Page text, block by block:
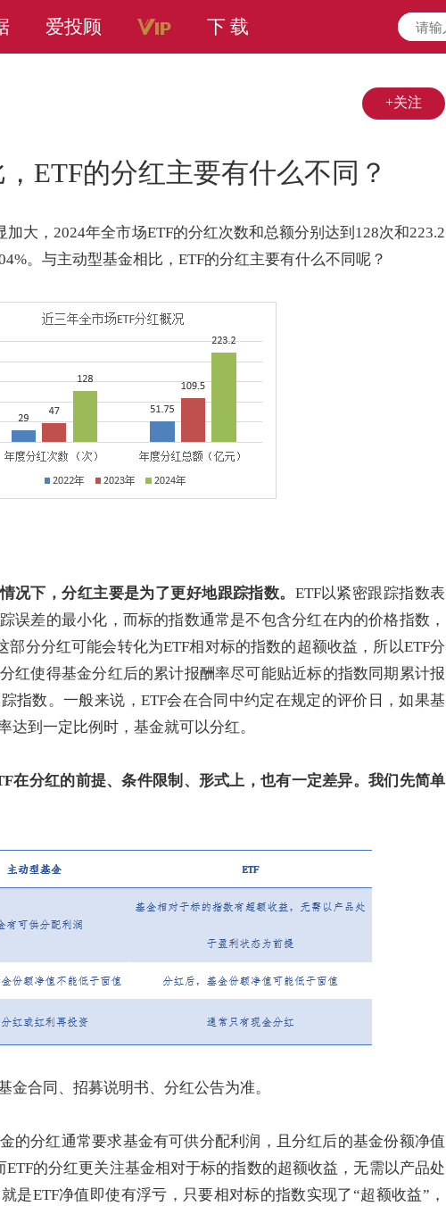
爱投顾 下 载
+关注
ETF的分红主要有什么不同？
加大，2024年全市场ETF的分红次数和总额分别达到128次和223.2
。与主动型基金相比，ETF的分红主要有什么不同呢？
况下，分红主要是为了更好地跟踪指数。 ETF以紧密跟踪指数表
误差的最小化，而标的指数通常是不包含分红在内的价格指数，
部分分红可能会转化为ETF相对标的指数的超额收益，所以ETF分
红使得基金分红后的累计报酬率尽可能贴近标的指数同期累计报
指数。一般来说，ETF会在合同中约定在规定的评价日，如果基
达到一定比例时，基金就可以分红。
在分红的前提、条件限制、形式上 ， 也有一定差异。 我们先简单
金合同、招募说明书、分红公告为准。
的分红通常要求基金有可供分配利润，且分红后的基金份额净值
的分红更关注基金相对于标的指数的超额收益，无需以产品处
是ETF净值即使有浮亏，只要相对标的指数实现了“超额收益”，